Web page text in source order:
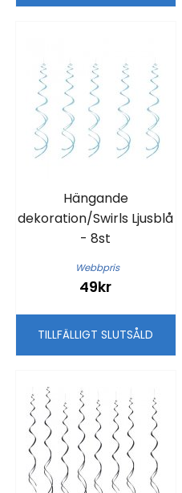
Hängande
dekoration/Swirls Ljusblå
- 8st
Webbpris
49kr
TILLFÄLLIGT SLUTSÅLD